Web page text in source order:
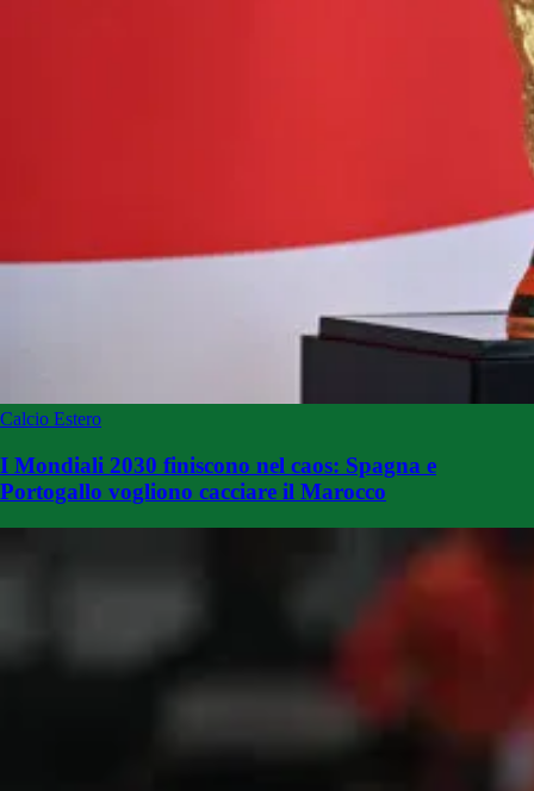
Calcio Estero
I Mondiali 2030 finiscono nel caos: Spagna e
Portogallo vogliono cacciare il Marocco